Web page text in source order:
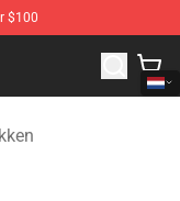
$100
Store